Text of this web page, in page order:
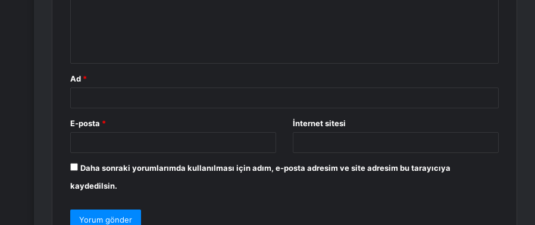
Ad *
E-posta * İnternet sitesi
Daha sonraki yorumlarımda kullanılması için adım, e-posta adresim ve site adresim bu tarayıcıya
kaydedilsin.